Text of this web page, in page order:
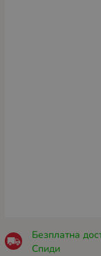
Безплатна
Спиди